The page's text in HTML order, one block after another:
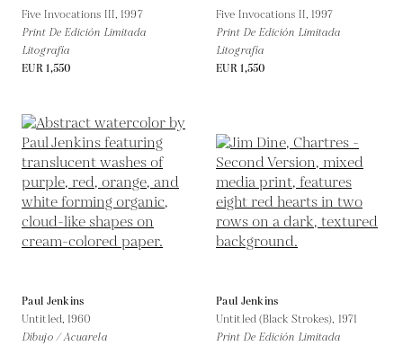
Five Invocations III,1997
Print De Edición Limitada
Litografía
EUR 1,550
Five Invocations II,1997
Print De Edición Limitada
Litografía
EUR 1,550
Paul Jenkins
Untitled, 1960
Dibujo / Acuarela
Paul Jenkins
Untitled (Black Strokes), 1971
Print De Edición Limitada